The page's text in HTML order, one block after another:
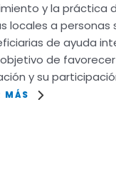
y la práctica
locales a personas
de ayuda
de
y su
MÁS